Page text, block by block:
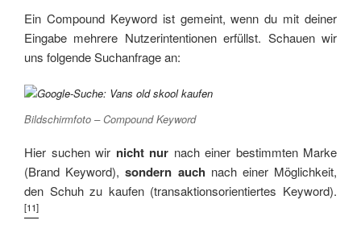
Ein Compound Keyword ist gemeint, wenn du mit deiner
Eingabe mehrere Nutzerintentionen erfüllst. Schauen wir
uns folgende Suchanfrage an:
Bildschirmfoto – Compound Keyword
Hier suchen wir nicht nur nach einer bestimmten Marke
(Brand Keyword),sondern auch nach einer Möglichkeit,
den Schuh zu kaufen (transaktionsorientiertes Keyword).
[11]